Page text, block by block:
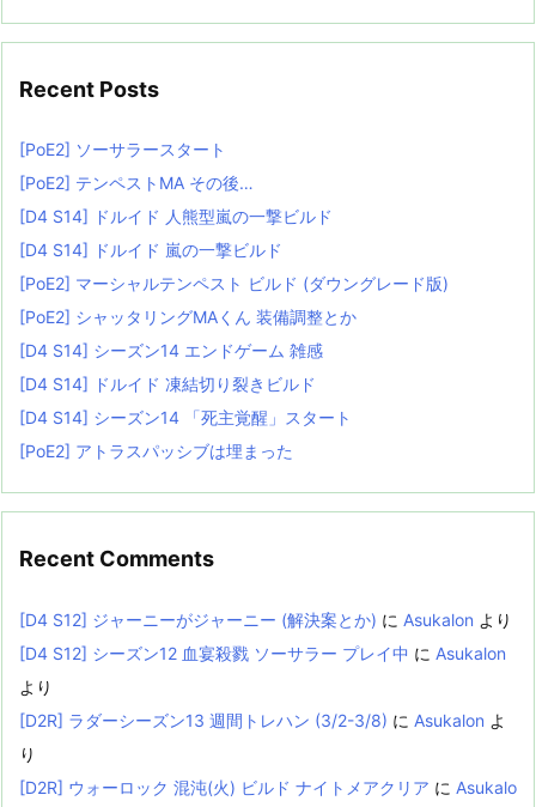
Recent Posts
[PoE2] ソーサラースタート
[PoE2] テンペストMA その後…
[D4 S14] ドルイド 人熊型嵐の一撃ビルド
[D4 S14] ドルイド 嵐の一撃ビルド
[PoE2] マーシャルテンペスト ビルド (ダウングレード版)
[PoE2] シャッタリングMAくん 装備調整とか
[D4 S14] シーズン14 エンドゲーム 雑感
[D4 S14] ドルイド 凍結切り裂きビルド
[D4 S14] シーズン14 「死主覚醒」スタート
[PoE2] アトラスパッシブは埋まった
Recent Comments
[D4 S12] ジャーニーがジャーニー (解決案とか) に Asukalon より
[D4 S12] シーズン12 血宴殺戮 ソーサラー プレイ中 に Asukalon
より
[D2R] ラダーシーズン13 週間トレハン (3/2-3/8) に Asukalon よ
り
[D2R] ウォーロック 混沌(火) ビルド ナイトメアクリア に Asukalo